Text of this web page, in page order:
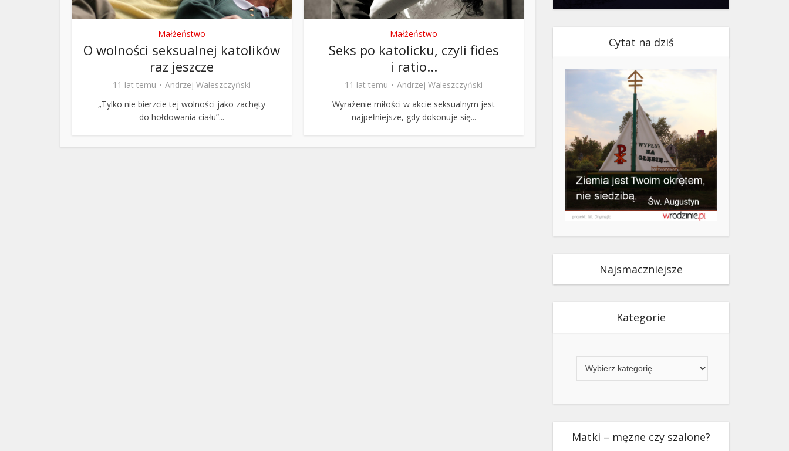
Małżeństwo
O wolności seksualnej katolików
raz jeszcze
11 lat temu
Andrzej Waleszczyński
„Tylko nie bierzcie tej wolności jako zachęty
do hołdowania ciału”...
Małżeństwo
Seks po katolicku, czyli fides
i ratio...
11 lat temu
Andrzej Waleszczyński
Wyrażenie miłości w akcie seksualnym jest
najpełniejsze, gdy dokonuje się...
Cytat na dziś
Najsmaczniejsze
Kategorie
Matki – męzne czy szalone?